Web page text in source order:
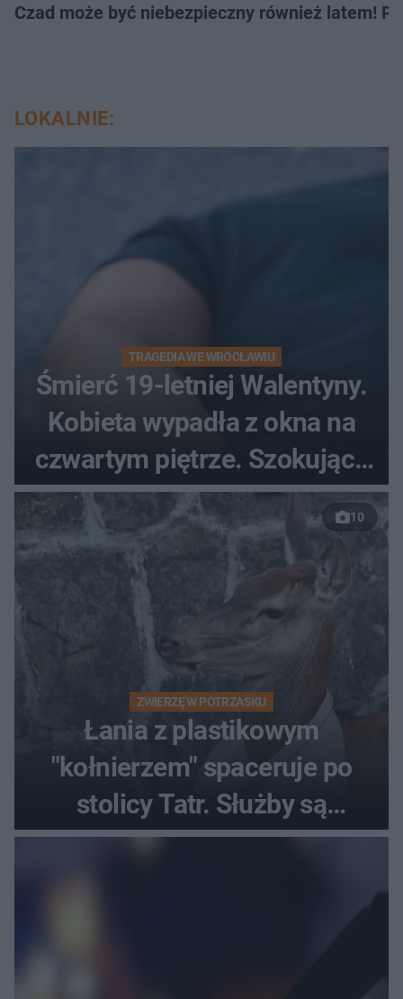
Czad może być niebezpieczny również latem!
LOKALNIE:
TRAGEDIA WE WROCŁAWIU
Śmierć 19-letniej Walentyny.
Kobieta wypadła z okna na
czwartym piętrze. Szokujące
nagranie trafiło do sieci
10
ZWIERZĘ W POTRZASKU
Łania z plastikowym
"kołnierzem" spaceruje po
stolicy Tatr. Służby są
bezradne